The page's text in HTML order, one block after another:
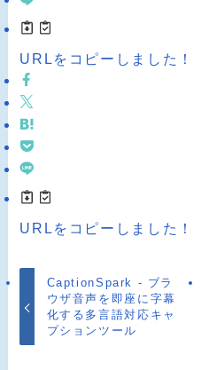
URLをコピーしました！
URLをコピーしました！
CaptionSpark - ブラ
ウザ音声を即座に字幕
化する多言語対応キャ
プションツール